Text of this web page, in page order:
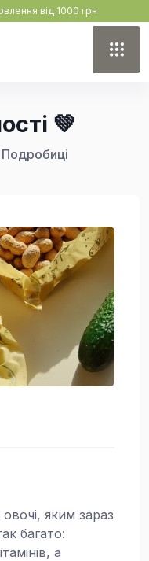
від 1000 грн
💚
Подробиці
яким зараз
багато:
а